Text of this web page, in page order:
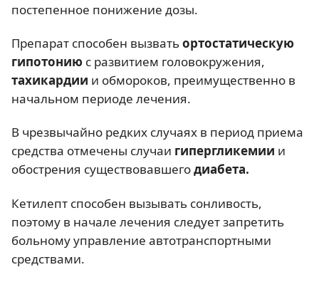
постепенное понижение дозы.
Препарат способен вызватьортостатическую
гипотонию с развитием головокружения,
тахикардии и обмороков, преимущественно в
начальном периоде лечения.
В чрезвычайно редких случаях в период приема
средства отмечены случаи гипергликемии и
обострения существовавшегодиабета.
Кетилепт способен вызывать сонливость,
поэтому в начале лечения следует запретить
больному управление автотранспортными
средствами.